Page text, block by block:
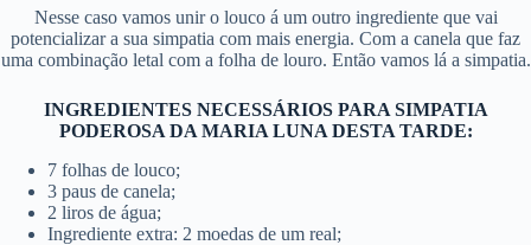
Nesse caso vamos unir o louco á um outro ingrediente que vai
potencializar a sua simpatia com mais energia. Com a canela que faz
uma combinação letal com a folha de louro. Então vamos lá a simpatia.
INGREDIENTES NECESSÁRIOS PARA SIMPATIA
PODEROSA DA MARIA LUNA DESTA TARDE:
7 folhas de louco;
3 paus de canela;
2 liros de água;
Ingrediente extra: 2 moedas de um real;